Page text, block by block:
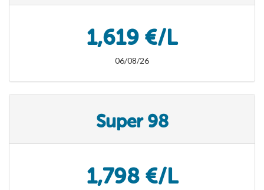
1,619 €/L
06/08/26
Super 98
1,798 €/L